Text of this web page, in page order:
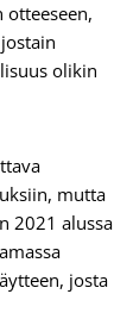
otteeseen,
olikin
mutta
2021 alussa
josta